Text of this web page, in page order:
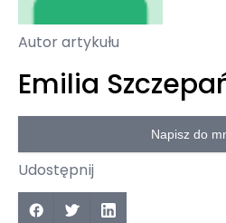
Autor artykułu
Emilia
Napisz do
Udostępnij